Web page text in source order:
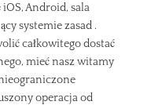
Android, sala
systemie zasad .
całkowitego dostać
mieć nasz witamy
operacja od